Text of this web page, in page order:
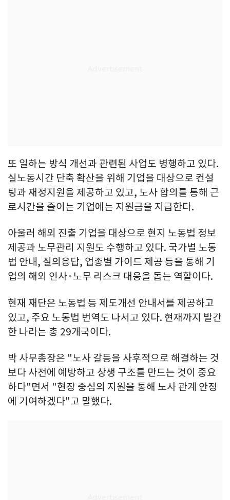
또 일하는 방식 개선과 관련된 사업도 병행하고 있다.
실노동시간 단축 확산을 위해 기업을 대상으로 컨설
팅과 재정지원을 제공하고 있고, 노사 합의를 통해 근
로시간을 줄이는 기업에는 지원금을 지급한다.
아울러 해외 진출 기업을 대상으로 현지 노동법 정보
제공과 노무관리 지원도 수행하고 있다. 국가별 노동
법 안내, 질의응답, 업종별 가이드 제공 등을 통해 기
업의 해외 인사·노무 리스크 대응을 돕는 역할이다.
현재 재단은 노동법 등 제도개선 안내서를 제공하고
있고, 주요 노동법 번역도 나서고 있다. 현재까지 발간
한 나라는 총 29개국이다.
박 사무총장은 "노사 갈등을 사후적으로 해결하는 것
보다 사전에 예방하고 상생 구조를 만드는 것이 중요
하다"면서 "현장 중심의 지원을 통해 노사 관계 안정
에 기여하겠다"고 말했다.